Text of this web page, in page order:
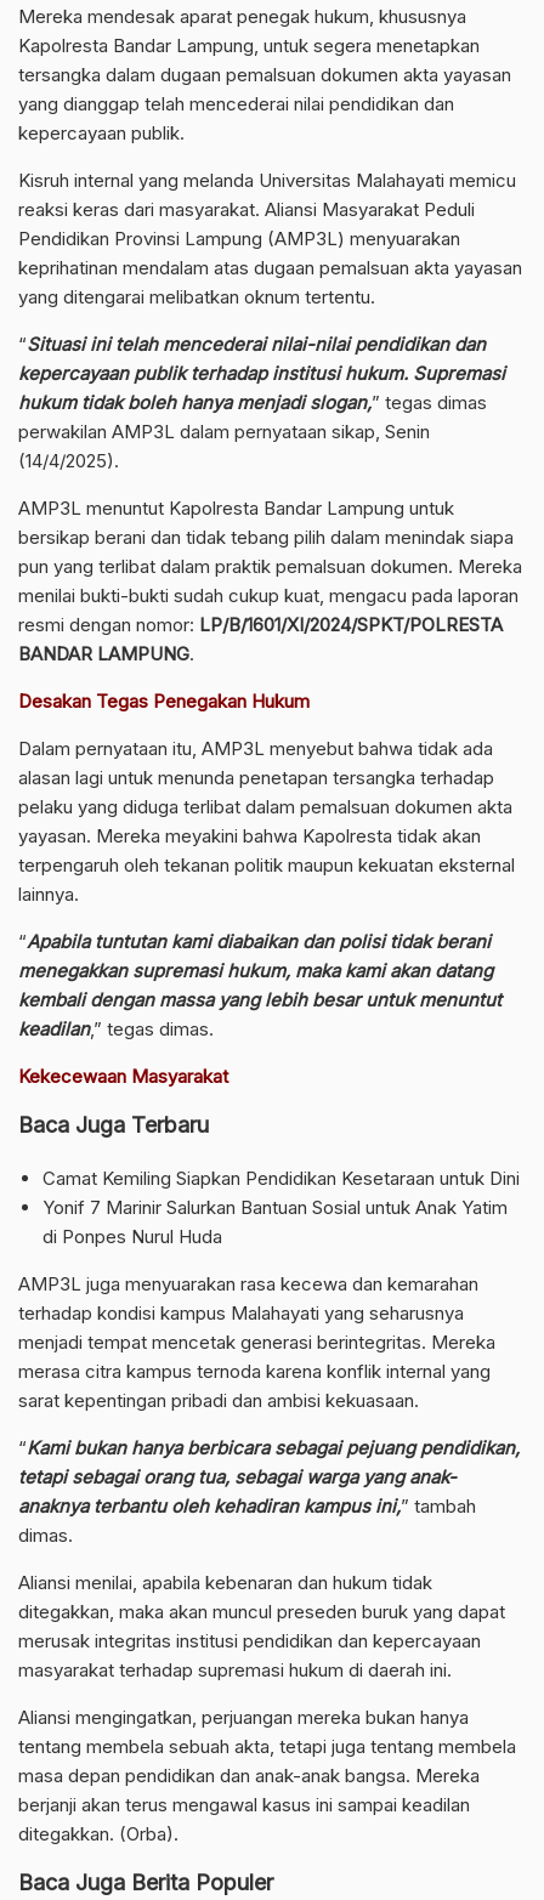
Mereka mendesak aparat penegak hukum, khususnya
Kapolresta Bandar Lampung, untuk segera menetapkan
tersangka dalam dugaan pemalsuan dokumen akta yayasan
yang dianggap telah mencederai nilai pendidikan dan
kepercayaan publik.
Kisruh internal yang melanda Universitas Malahayati memicu
reaksi keras dari masyarakat. Aliansi Masyarakat Peduli
Pendidikan Provinsi Lampung (AMP3L) menyuarakan
keprihatinan mendalam atas dugaan pemalsuan akta yayasan
yang ditengarai melibatkan oknum tertentu.
“Situasi ini telah mencederai nilai-nilai pendidikan dan
kepercayaan publik terhadap institusi hukum. Supremasi
hukum tidak boleh hanya menjadi slogan,” tegas dimas
perwakilan AMP3L dalam pernyataan sikap, Senin
(14/4/2025).
AMP3L menuntut Kapolresta Bandar Lampung untuk
bersikap berani dan tidak tebang pilih dalam menindak siapa
pun yang terlibat dalam praktik pemalsuan dokumen. Mereka
menilai bukti-bukti sudah cukup kuat, mengacu pada laporan
resmi dengan nomor: LP/B/1601/XI/2024/SPKT/POLRESTA
BANDAR LAMPUNG.
Desakan Tegas Penegakan Hukum
Dalam pernyataan itu, AMP3L menyebut bahwa tidak ada
alasan lagi untuk menunda penetapan tersangka terhadap
pelaku yang diduga terlibat dalam pemalsuan dokumen akta
yayasan. Mereka meyakini bahwa Kapolresta tidak akan
terpengaruh oleh tekanan politik maupun kekuatan eksternal
lainnya.
“Apabila tuntutan kami diabaikan dan polisi tidak berani
menegakkan supremasi hukum, maka kami akan datang
kembali dengan massa yang lebih besar untuk menuntut
keadilan,” tegas dimas.
Kekecewaan Masyarakat
Baca Juga Terbaru
Camat Kemiling Siapkan Pendidikan Kesetaraan untuk Dini
Yonif 7 Marinir Salurkan Bantuan Sosial untuk Anak Yatim
di Ponpes Nurul Huda
AMP3L juga menyuarakan rasa kecewa dan kemarahan
terhadap kondisi kampus Malahayati yang seharusnya
menjadi tempat mencetak generasi berintegritas. Mereka
merasa citra kampus ternoda karena konflik internal yang
sarat kepentingan pribadi dan ambisi kekuasaan.
“Kami bukan hanya berbicara sebagai pejuang pendidikan,
tetapi sebagai orang tua, sebagai warga yang anak-
anaknya terbantu oleh kehadiran kampus ini,” tambah
dimas.
Aliansi menilai, apabila kebenaran dan hukum tidak
ditegakkan, maka akan muncul preseden buruk yang dapat
merusak integritas institusi pendidikan dan kepercayaan
masyarakat terhadap supremasi hukum di daerah ini.
Aliansi mengingatkan, perjuangan mereka bukan hanya
tentang membela sebuah akta, tetapi juga tentang membela
masa depan pendidikan dan anak-anak bangsa. Mereka
berjanji akan terus mengawal kasus ini sampai keadilan
ditegakkan. (Orba).
Baca Juga Berita Populer